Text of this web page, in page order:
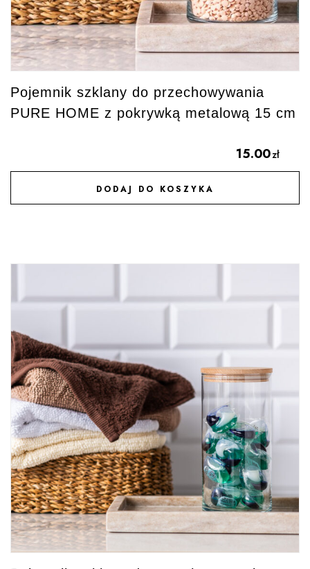
Pojemnik szklany do przechowywania
PURE HOME z pokrywką metalową 15 cm
15.00zł
DODAJ DO KOSZYKA
DODAJ DO ULUBIONYCH